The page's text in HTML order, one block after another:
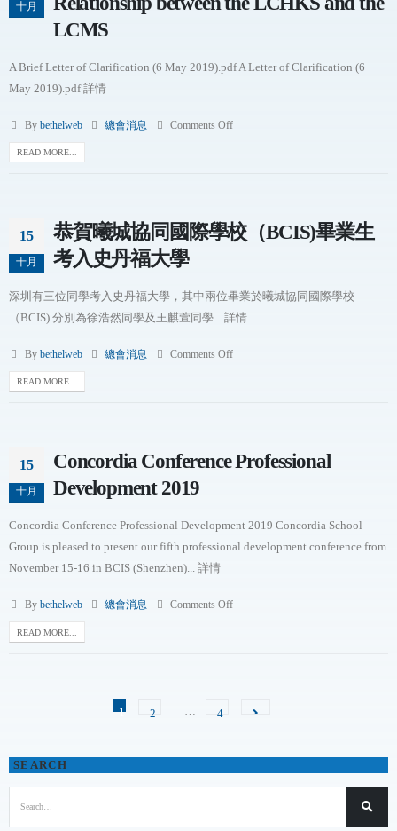
十月
LCMS
A Brief Letter of Clarification (6 May 2019).pdf A Letter of Clarification (6
May 2019).pdf 詳情
By bethelweb 總會消息 Comments Off
READ MORE...
15
十月
恭賀曦城協同國際學校（BCIS)畢業生
考入史丹福大學
深圳有三位同學考入史丹福大學，其中兩位畢業於曦城協同國際學校
（BCIS) 分別為徐浩然同學及王麒萱同學... 詳情
By bethelweb 總會消息 Comments Off
READ MORE...
15
十月
Concordia Conference Professional
Development 2019
Concordia Conference Professional Development 2019 Concordia School
Group is pleased to present our fifth professional development conference from
November 15-16 in BCIS (Shenzhen)... 詳情
By bethelweb 總會消息 Comments Off
READ MORE...
1 2 4
SEARCH